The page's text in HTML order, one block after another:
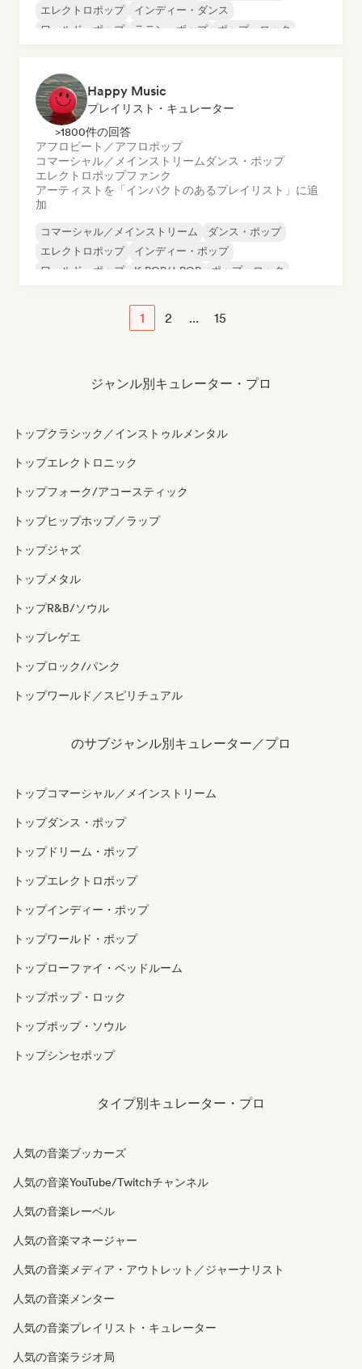
エレクトロポップ
インディー・ダンス
ワールド・ポップ
ラテン・ポップ
ポップ・ロック
Happy Music
プレイリスト・キュレーター
>1800件の回答
アフロビート／アフロポップ
コマーシャル／メインストリーム ダンス・ポップ
エレクトロポップファンク
アーティストを「インパクトのあるプレイリスト」に追
加
コマーシャル／メインストリーム
ダンス・ポップ
エレクトロポップ
インディー・ポップ
ワールド・ポップ
K-POP/J-POP
ポップ・ロック
1 2 ... 15
ジャンル別キュレーター・プロ
トップクラシック／インストゥルメンタル
トップエレクトロニック
トップフォーク/アコースティック
トップヒップホップ／ラップ
トップジャズ
トップメタル
トップR&B/ソウル
トップレゲエ
トップロック/パンク
トップワールド／スピリチュアル
のサブジャンル別キュレーター／プロ
トップコマーシャル／メインストリーム
トップダンス・ポップ
トップドリーム・ポップ
トップエレクトロポップ
トップインディー・ポップ
トップワールド・ポップ
トップローファイ・ベッドルーム
トップポップ・ロック
トップポップ・ソウル
トップシンセポップ
タイプ別キュレーター・プロ
人気の音楽ブッカーズ
人気の音楽YouTube/Twitchチャンネル
人気の音楽レーベル
人気の音楽マネージャー
人気の音楽メディア・アウトレット／ジャーナリスト
人気の音楽メンター
人気の音楽プレイリスト・キュレーター
人気の音楽ラジオ局